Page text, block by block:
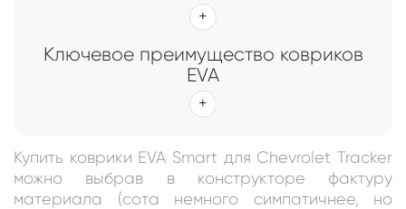
Ключевое преимущество ковриков
EVA
Купить коврики EVA Smart для Chevrolet Tracker
можно выбрав в конструкторе фактуру
материала (сота немного симпатичнее, но